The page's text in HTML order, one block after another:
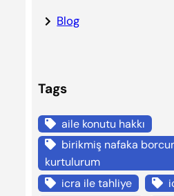
Blog
Tags
aile konutu hakkı
birikmiş nafaka
kurtulurum
icra ile tahliye